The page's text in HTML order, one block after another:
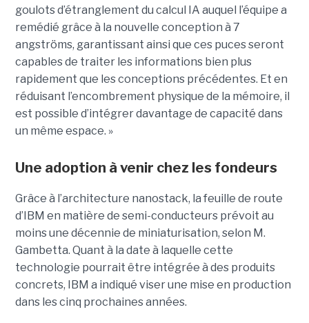
goulots d’étranglement du calcul IA auquel l’équipe a
remédié grâce à la nouvelle conception à 7
angströms, garantissant ainsi que ces puces seront
capables de traiter les informations bien plus
rapidement que les conceptions précédentes. Et en
réduisant l’encombrement physique de la mémoire, il
est possible d’intégrer davantage de capacité dans
un même espace. »
Une adoption à venir chez les fondeurs
Grâce à l’architecture nanostack, la feuille de route
d’IBM en matière de semi-conducteurs prévoit au
moins une décennie de miniaturisation, selon M.
Gambetta. Quant à la date à laquelle cette
technologie pourrait être intégrée à des produits
concrets, IBM a indiqué viser une mise en production
dans les cinq prochaines années.